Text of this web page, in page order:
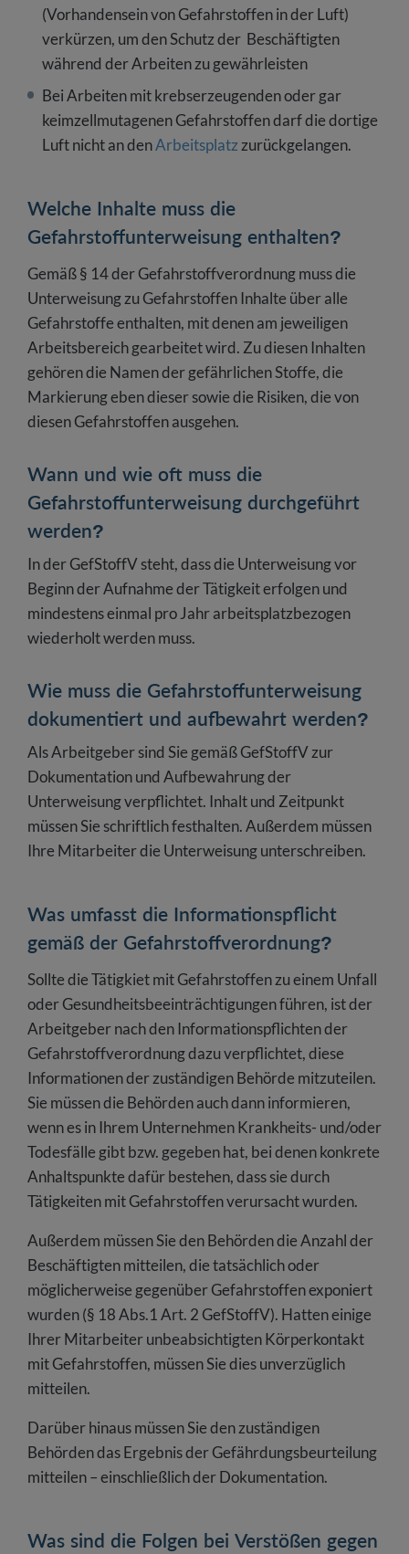
(Vorhandensein von Gefahrstoffen in der Luft)
verkürzen, um den Schutz der Beschäftigten
während der Arbeiten zu gewährleisten
Bei Arbeiten mit krebserzeugenden oder gar
keimzellmutagenen Gefahrstoffen darf die dortige
Luft nicht an denArbeitsplatz zurückgelangen.
Welche Inhalte muss die
Gefahrstoffunterweisung enthalten?
Gemäß § 14 der Gefahrstoffverordnung muss die
Unterweisung zu Gefahrstoffen Inhalte über alle
Gefahrstoffe enthalten, mit denen am jeweiligen
Arbeitsbereich gearbeitet wird. Zu diesen Inhalten
gehören die Namen der gefährlichen Stoffe, die
Markierung eben dieser sowie die Risiken, die von
diesen Gefahrstoffen ausgehen.
Wann und wie oft muss die
Gefahrstoffunterweisung durchgeführt
werden?
In der GefStoffV steht, dass die Unterweisung vor
Beginn der Aufnahme der Tätigkeit erfolgen und
mindestens einmal pro Jahr arbeitsplatzbezogen
wiederholt werden muss.
Wie muss die Gefahrstoffunterweisung
dokumentiert und aufbewahrt werden?
Als Arbeitgeber sind Sie gemäß GefStoffV zur
Dokumentation und Aufbewahrung der
Unterweisung verpflichtet. Inhalt und Zeitpunkt
müssen Sie schriftlich festhalten. Außerdem müssen
Ihre Mitarbeiter die Unterweisung unterschreiben.
Was umfasst die Informationspflicht
gemäß der Gefahrstoffverordnung?
Sollte die Tätigkiet mit Gefahrstoffen zu einem Unfall
oder Gesundheitsbeeinträchtigungen führen, ist der
Arbeitgeber nach den Informationspflichten der
Gefahrstoffverordnung dazu verpflichtet, diese
Informationen der zuständigen Behörde mitzuteilen.
Sie müssen die Behörden auch dann informieren,
wenn es in Ihrem Unternehmen Krankheits- und/oder
Todesfälle gibt bzw. gegeben hat, bei denen konkrete
Anhaltspunkte dafür bestehen, dass sie durch
Tätigkeiten mit Gefahrstoffen verursacht wurden.
Außerdem müssen Sie den Behörden die Anzahl der
Beschäftigten mitteilen, die tatsächlich oder
möglicherweise gegenüber Gefahrstoffen exponiert
wurden (§ 18 Abs.1 Art. 2 GefStoffV). Hatten einige
Ihrer Mitarbeiter unbeabsichtigten Körperkontakt
mit Gefahrstoffen, müssen Sie dies unverzüglich
mitteilen.
Darüber hinaus müssen Sie den zuständigen
Behörden das Ergebnis der Gefährdungsbeurteilung
mitteilen – einschließlich der Dokumentation.
Was sind die Folgen bei Verstößen gegen